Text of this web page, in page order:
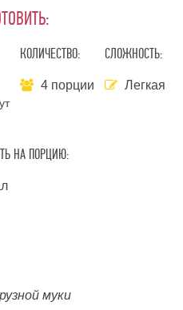
КОЛИЧЕСТВО:
4 порции
СЛОЖНОСТЬ:
Легкая
НА ПОРЦИЮ:
муки